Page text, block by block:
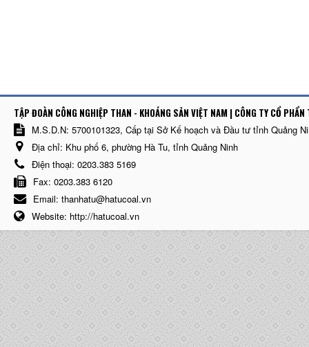
TẬP ĐOÀN CÔNG NGHIỆP THAN - KHOÁNG SẢN VIỆT NAM | CÔNG TY CỔ
M.S.D.N: 5700101323, Cấp tại Sở Kế hoạch và Đầu tư tỉnh Quảng
Địa chỉ: Khu phố 6, phường Hà Tu, tỉnh Quảng Ninh
Điện thoại: 0203.383 5169
Fax: 0203.383 6120
Email: thanhatu@hatucoal.vn
Website: http://hatucoal.vn